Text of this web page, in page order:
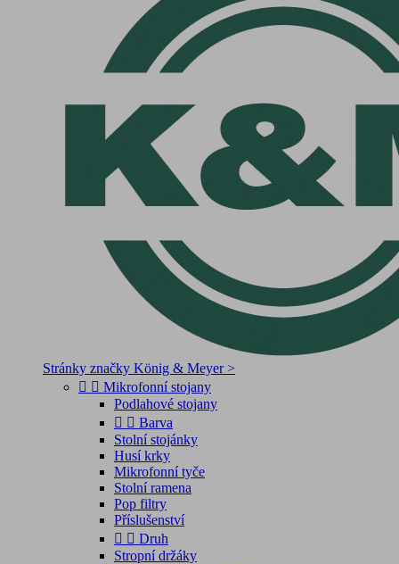
Stránky značky König & Meyer >
  Mikrofonní stojany
Podlahové stojany
  Barva
Stolní stojánky
Husí krky
Mikrofonní tyče
Stolní ramena
Pop filtry
Příslušenství
  Druh
Stropní držáky